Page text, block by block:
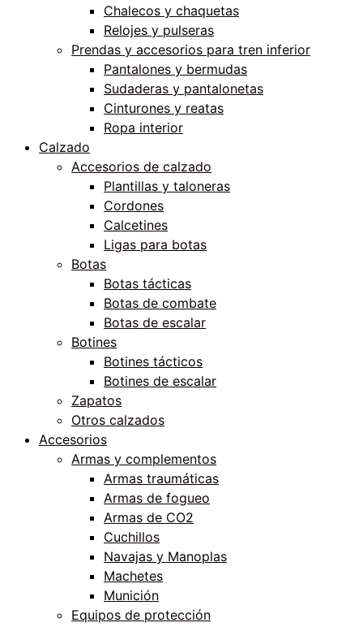
Chalecos y chaquetas
Relojes y pulseras
Prendas y accesorios para tren inferior
Pantalones y bermudas
Sudaderas y pantalonetas
Cinturones y reatas
Ropa interior
Calzado
Accesorios de calzado
Plantillas y taloneras
Cordones
Calcetines
Ligas para botas
Botas
Botas tácticas
Botas de combate
Botas de escalar
Botines
Botines tácticos
Botines de escalar
Zapatos
Otros calzados
Accesorios
Armas y complementos
Armas traumáticas
Armas de fogueo
Armas de CO2
Cuchillos
Navajas y Manoplas
Machetes
Munición
Equipos de protección